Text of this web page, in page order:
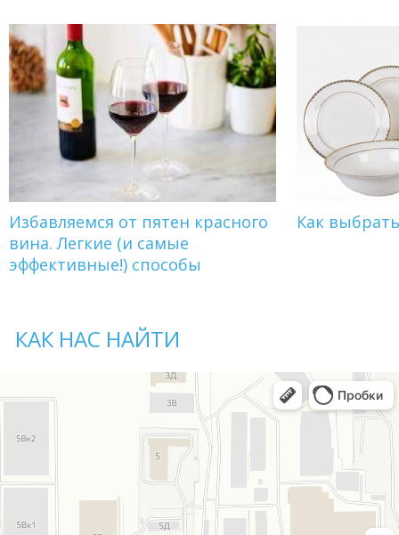
Избавляемся от пятен красного
вина. Легкие (и самые
эффективные!) способы
Как
КАК НАС НАЙТИ